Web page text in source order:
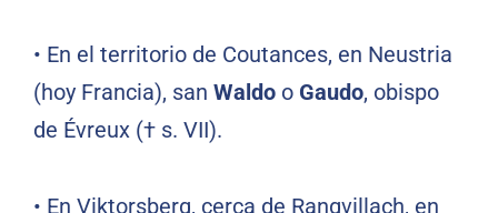
• En el territorio de Coutances, en Neustria
(hoy Francia), san Waldo o Gaudo, obispo
de Évreux († s. VII).
• En Viktorsberg, cerca de Rangvillach, en